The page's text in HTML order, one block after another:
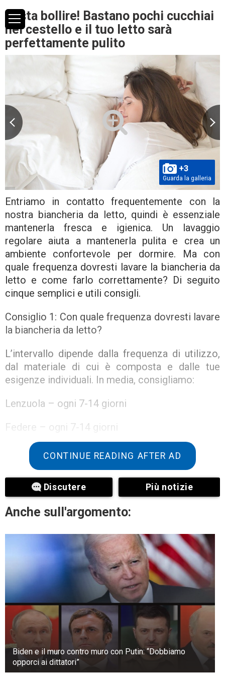
Basta bollire! Bastano pochi cucchiai
nel cestello e il tuo letto sarà
perfettamente pulito
+3
Guarda la galleria
Entriamo in contatto frequentemente con la
nostra biancheria da letto, quindi è essenziale
mantenerla fresca e igienica. Un lavaggio
regolare aiuta a mantenerla pulita e crea un
ambiente confortevole per dormire. Ma con
quale frequenza dovresti lavare la biancheria da
letto e come farlo correttamente? Di seguito
cinque semplici e utili consigli.
Consiglio 1: Con quale frequenza dovresti lavare
la biancheria da letto?
L’intervallo dipende dalla frequenza di utilizzo,
dal materiale di cui è composta e dalle tue
esigenze individuali. In media, consigliamo:
Lenzuola – ogni 7-14 giorni
Federe – ogni 7-14 giorni
Copripiumini – ogni 3-4 settimane
CONTINUE READING AFTER AD
Discutere Più notizie
Anche sull'argomento:
Biden e il muro contro muro con Putin: “Dobbiamo
opporci ai dittatori”